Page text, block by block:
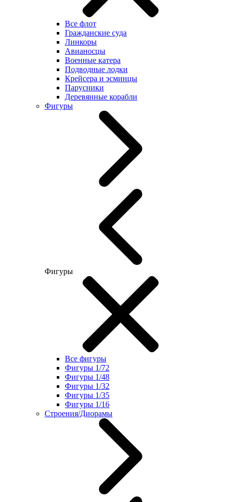
Все флот
Гражданские суда
Линкоры
Авианосцы
Военные катера
Подводные лодки
Крейсера и эсминцы
Парусники
Деревянные корабли
Фигуры
Фигуры
Все фигуры
Фигуры 1/72
Фигуры 1/48
Фигуры 1/32
Фигуры 1/35
Фигуры 1/16
Строения/Диорамы